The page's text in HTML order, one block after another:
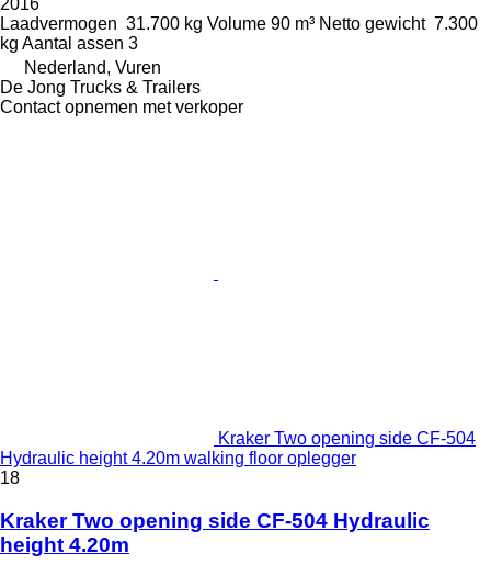
2016
Laadvermogen 31.700 kg Volume 90 m³ Netto gewicht 7.300
kg Aantal assen 3
Nederland, Vuren
De Jong Trucks & Trailers
Contact opnemen met verkoper
Kraker Two opening side CF-504
Hydraulic height 4.20m walking floor oplegger
18
Kraker Two opening side CF-504 Hydraulic
height 4.20m